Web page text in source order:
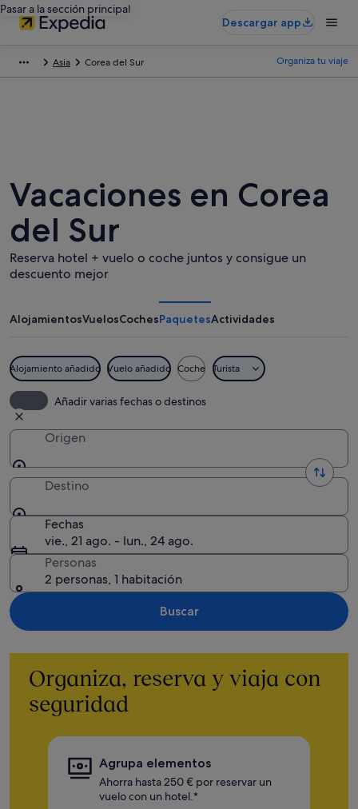
Pasar a la sección principal
Descargar app
Asia Corea del Sur Organiza tu viaje
Vacaciones en Corea
del Sur
Reserva hotel + vuelo o coche juntos y consigue un
descuento mejor
AlojamientosVuelosCochesPaquetesActividades
Alojamiento añadido Vuelo añadido Coche Turista
Añadir varias fechas o destinos
Origen
Destino
Fechas
vie., 21 ago. - lun., 24 ago.
Personas
2 personas, 1 habitación
Buscar
Organiza, reserva y viaja con
seguridad
Agrupa elementos
Ahorra hasta 250 € por reservar un
vuelo con un hotel.*